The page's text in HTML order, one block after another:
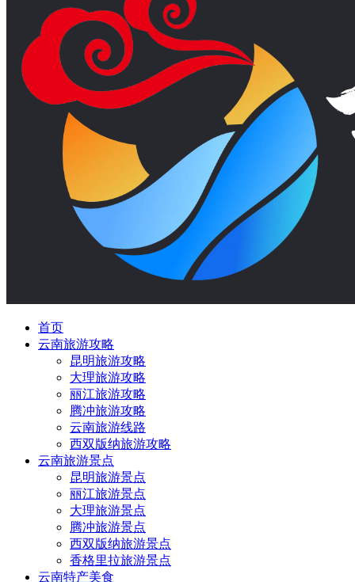
首页
云南旅游攻略
昆明旅游攻略
大理旅游攻略
丽江旅游攻略
腾冲旅游攻略
云南旅游线路
西双版纳旅游攻略
云南旅游景点
昆明旅游景点
丽江旅游景点
大理旅游景点
腾冲旅游景点
西双版纳旅游景点
香格里拉旅游景点
云南特产美食